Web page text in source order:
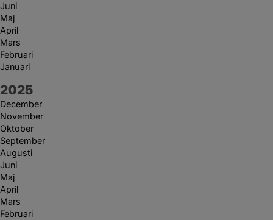
Juni
Maj
April
Mars
Februari
Januari
År:
2025
December
November
Oktober
September
Augusti
Juni
Maj
April
Mars
Februari